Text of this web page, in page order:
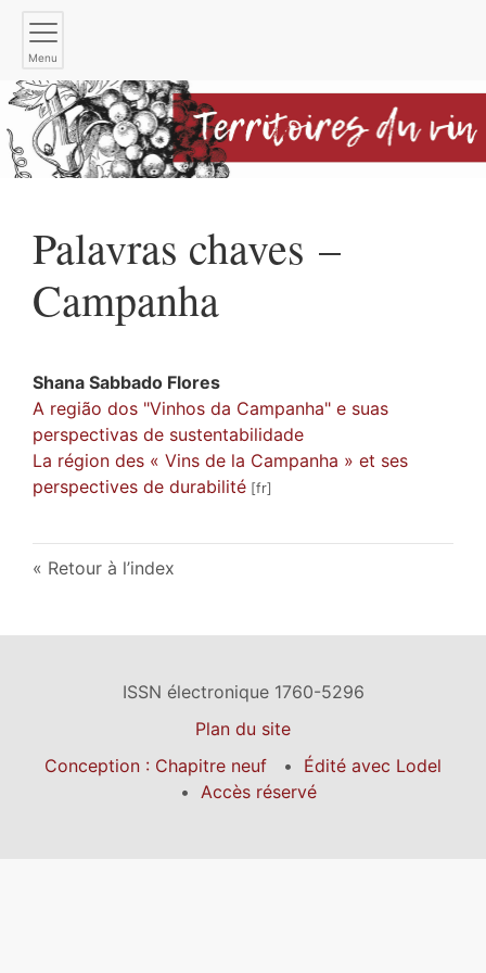
Menu
Palavras chaves –
Campanha
Shana Sabbado Flores
A região dos "Vinhos da Campanha" e suas
perspectivas de sustentabilidade
La région des « Vins de la Campanha » et ses
perspectives de durabilité
Retour à l’index
ISSN électronique 1760-5296
Plan du site
Conception : Chapitre neuf
Édité avec Lodel
Accès réservé